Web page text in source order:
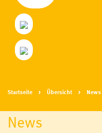
Startseite Übersicht News
News